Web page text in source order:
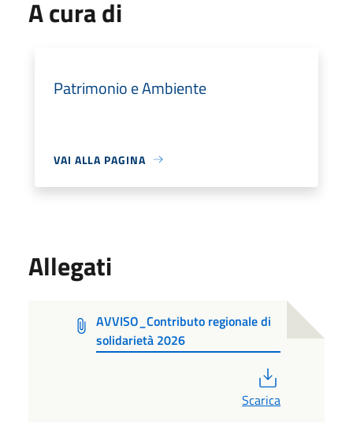
A cura di
Patrimonio e Ambiente
VAI ALLA PAGINA
Allegati
AVVISO_Contributo regionale di
solidarietà 2026
Scarica